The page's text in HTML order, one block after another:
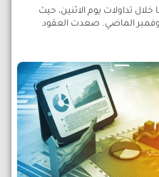
تداولات يوم الاثنين، حيث
الماضي. صعدت العقود